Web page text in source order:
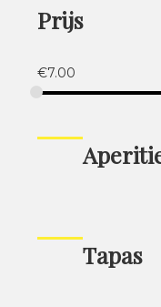
Prijs
€7.00
Tapas